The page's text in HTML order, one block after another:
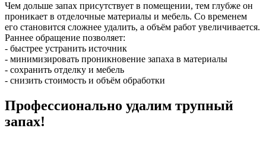
Чем дольше запах присутствует в помещении, тем глубже он
проникает в отделочные материалы и мебель. Со временем
его становится сложнее удалить, а объём работ увеличивается.
Раннее обращение позволяет:
- быстрее устранить источник
- минимизировать проникновение запаха в материалы
- сохранить отделку и мебель
- снизить стоимость и объём обработки
Профессионально удалим трупный
запах!